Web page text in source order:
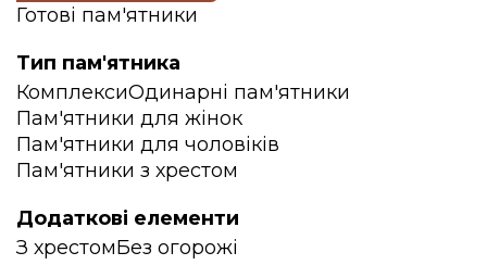
Готові пам'ятники
Тип пам'ятника
КомплексиОдинарні пам'ятники
Пам'ятники для жінок
Пам'ятники для чоловіків
Пам'ятники з хрестом
Додаткові елементи
З хрестомБез огорожі